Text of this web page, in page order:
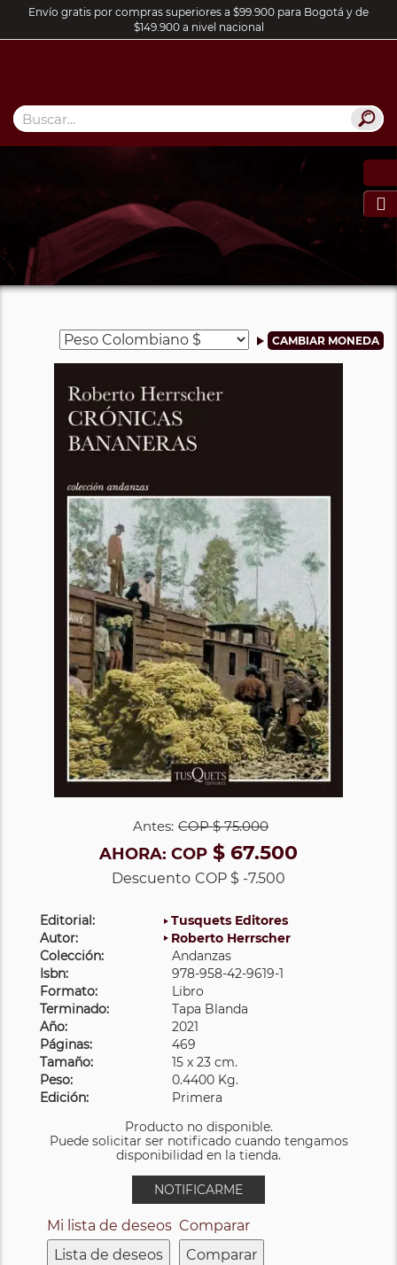
Envío gratis por compras superiores a $99.900 para Bogotá y de
$149.900 a nivel nacional

Antes: COP$ 75.000
AHORA: COP $ 67.500
Descuento COP $ -7.500
Editorial:
Tusquets Editores
Autor:
Roberto Herrscher
Colección:
Andanzas
Isbn:
978-958-42-9619-1
Formato:
Libro
Terminado:
Tapa Blanda
Año:
2021
Páginas:
469
Tamaño:
15 x 23 cm.
Peso:
0.4400 Kg.
Edición:
Primera
Producto no disponible.
Puede solicitar ser notificado cuando tengamos
disponibilidad en la tienda.
NOTIFICARME
Mi lista de deseos
Lista de deseos
Comparar
Comparar